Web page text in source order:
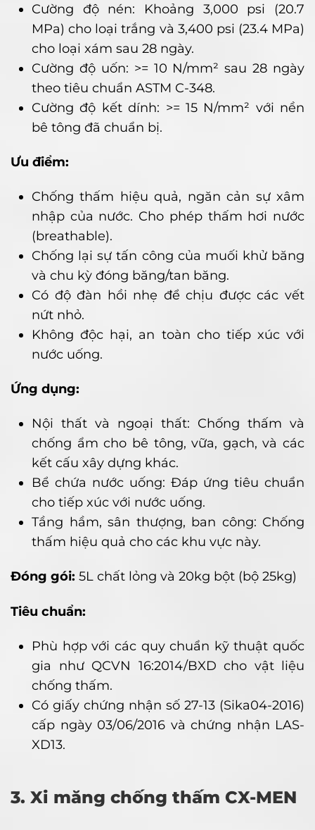
Cường độ nén: Khoảng 3,000 psi (20.7
MPa) cho loại trắng và 3,400 psi (23.4 MPa)
cho loại xám sau 28 ngày.
Cường độ uốn: >= 10 N/mm² sau 28 ngày
theo tiêu chuẩn ASTM C-348.
Cường độ kết dính: >= 15 N/mm² với nền
bê tông đã chuẩn bị.
Ưu điểm:
Chống thấm hiệu quả, ngăn cản sự xâm
nhập của nước. Cho phép thấm hơi nước
(breathable).
Chống lại sự tấn công của muối khử băng
và chu kỳ đóng băng/tan băng.
Có độ đàn hồi nhẹ để chịu được các vết
nứt nhỏ.
Không độc hại, an toàn cho tiếp xúc với
nước uống.
Ứng dụng:
Nội thất và ngoại thất: Chống thấm và
chống ẩm cho bê tông, vữa, gạch, và các
kết cấu xây dựng khác.
Bể chứa nước uống: Đáp ứng tiêu chuẩn
cho tiếp xúc với nước uống.
Tầng hầm, sân thượng, ban công: Chống
thấm hiệu quả cho các khu vực này.
Đóng gói: 5L chất lỏng và 20kg bột (bộ 25kg)
Tiêu chuẩn:
Phù hợp với các quy chuẩn kỹ thuật quốc
gia như QCVN 16:2014/BXD cho vật liệu
chống thấm.
Có giấy chứng nhận số 27-13 (Sika04-2016)
cấp ngày 03/06/2016 và chứng nhận LAS-
XD13.
3. Xi măng chống thấm CX-MEN